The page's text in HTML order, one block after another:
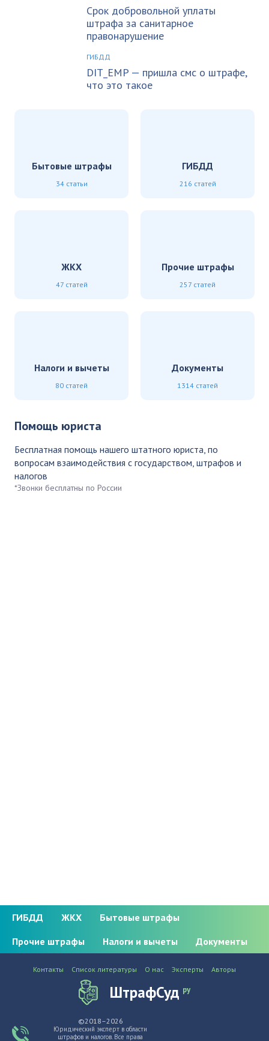
Срок добровольной уплаты
штрафа за санитарное
правонарушение
ГИБДД
DIT_EMP — пришла смс о штрафе,
что это такое
Бытовые штрафы
34 статьи
ГИБДД
216 статей
ЖКХ
47 статей
Прочие штрафы
257 статей
Налоги и вычеты
80 статей
Документы
1314 статей
Помощь юриста
Бесплатная помощь нашего штатного юриста, по
вопросам взаимодействия с государством, штрафов и
налогов
*Звонки бесплатны по России
ГИБДД ЖКХ
Бытовые штрафы
Прочие штрафы
Налоги и вычеты Документы
ШтрафСуд ру
Контакты Список литературы О нас Эксперты Авторы
©2018–2026
Юридический эксперт в области
штрафов и налогов. Все права